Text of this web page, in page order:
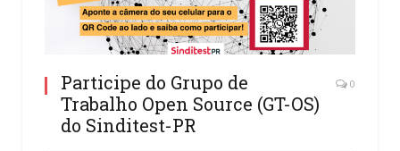
Participe do Grupo de
Trabalho Open Source (GT-OS)
do Sinditest-PR
0